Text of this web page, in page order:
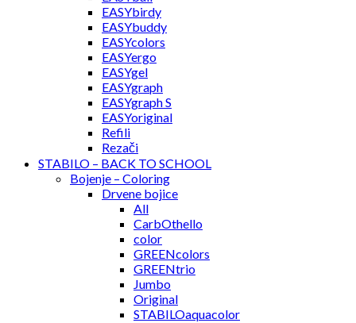
EASYbirdy
EASYbuddy
EASYcolors
EASYergo
EASYgel
EASYgraph
EASYgraph S
EASYoriginal
Refili
Rezači
STABILO – BACK TO SCHOOL
Bojenje – Coloring
Drvene bojice
All
CarbOthello
color
GREENcolors
GREENtrio
Jumbo
Original
STABILOaquacolor